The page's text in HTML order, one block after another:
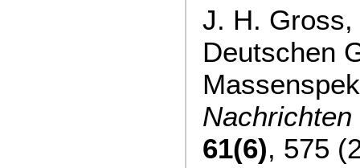
J. H.
Deutschen
61(6), 575